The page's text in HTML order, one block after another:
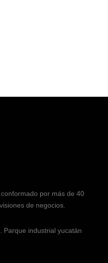
por más de 40
de negocios.
Parque industrial yucatán